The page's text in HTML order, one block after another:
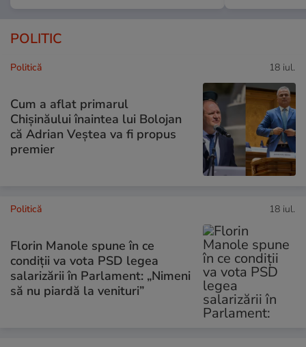
POLITIC
Politică 18 iul.
Cum a aflat primarul
Chișinăului înaintea lui Bolojan
că Adrian Veștea va fi propus
premier
Politică 18 iul.
Florin Manole spune în ce
condiții va vota PSD legea
salarizării în Parlament: „Nimeni
să nu piardă la venituri”